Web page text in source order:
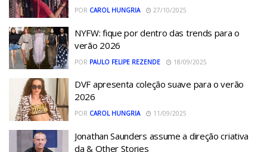
POR CAROL HUNGRIA 27/10/2025
NYFW: fique por dentro das trends para o
verão 2026
POR PAULO FELIPE REZENDE 18/09/2025
DVF apresenta coleção suave para o verão
2026
POR CAROL HUNGRIA 11/09/2025
Jonathan Saunders assume a direção criativa
da & Other Stories